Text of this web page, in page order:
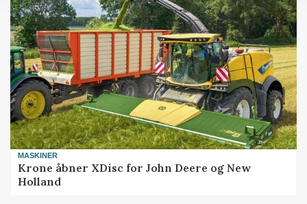
MASKINER
Krone åbner XDisc for John Deere og New
Holland